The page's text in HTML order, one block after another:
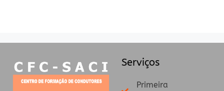
Serviços
Primeira